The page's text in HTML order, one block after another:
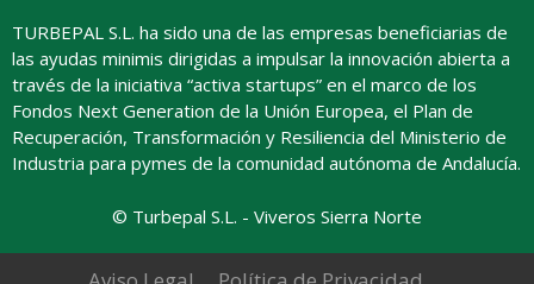
TURBEPAL S.L. ha sido una de las empresas beneficiarias de
las ayudas minimis dirigidas a impulsar la innovación abierta a
través de la iniciativa “activa startups” en el marco de los
Fondos Next Generation de la Unión Europea, el Plan de
Recuperación, Transformación y Resiliencia del Ministerio de
Industria para pymes de la comunidad autónoma de Andalucía.
© Turbepal S.L. - Viveros Sierra Norte